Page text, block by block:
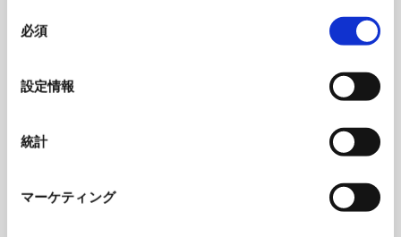
必須
設定情報
統計
マーケティング
金属素形材
特殊工作機械
全ての製品を見る
ライトマシニングセンタ